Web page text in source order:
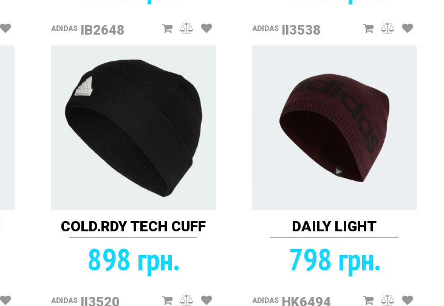
ADIDAS IB2648
COLD.RDY TECH CUFF
898 грн.
ADIDAS II3538
DAILY LIGHT
798 грн.
ADIDAS II3520 ADIDAS HK6494